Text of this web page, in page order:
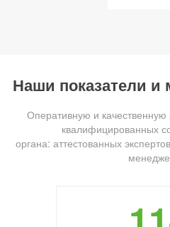
Наши показатели и
Оперативную и
квалифицированных
органа: аттестованных